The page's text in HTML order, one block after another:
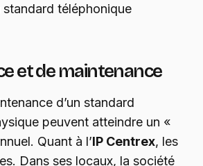
standard téléphonique
et de maintenance
d’un standard
peuvent atteindre un «
Quant à l’IP Centrex, les
Dans ses locaux, la société